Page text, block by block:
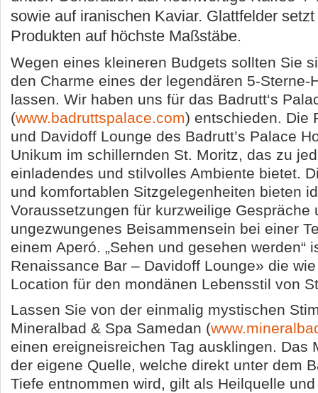
sowie auf iranischen Kaviar. Glattfelder
Produkten auf höchste Maßstäbe.
Wegen eines kleineren Budgets sollten Sie
den Charme eines der legendären 5-Sterne-
lassen. Wir haben uns für das Badrutt‘s
(www.badruttspalace.com) entschieden. Die
und Davidoff Lounge des Badrutt’s Palace
Unikum im schillernden St. Moritz, das zu
einladendes und stilvolles Ambiente bietet.
und komfortablen Sitzgelegenheiten bieten
Voraussetzungen für kurzweilige Gespräche
ungezwungenes Beisammensein bei einer
einem Aperó. „Sehen und gesehen werden“
Renaissance Bar – Davidoff Lounge» die
Location für den mondänen Lebensstil von
Lassen Sie von der einmalig mystischen
Mineralbad & Spa Samedan (
einen ereigneisreichen Tag ausklingen. Das
der eigene Quelle, welche direkt unter dem
Tiefe entnommen wird, gilt als Heilquelle